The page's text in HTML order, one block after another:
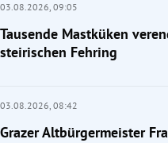
03.08.2026, 09:05
Tausende Mastküken
steirischen Fehring
03.08.2026, 08:42
Grazer Altbürgermeister